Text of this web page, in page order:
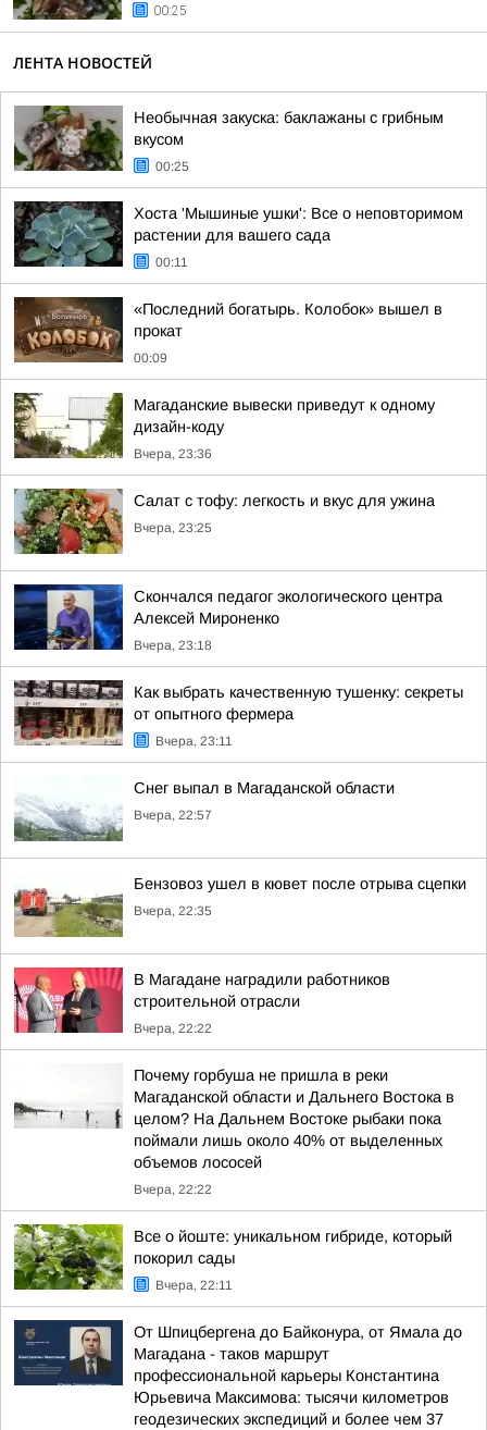
00:25
ЛЕНТА НОВОСТЕЙ
Необычная закуска: баклажаны с грибным
вкусом
00:25
Хоста 'Мышиные ушки': Все о неповторимом
растении для вашего сада
00:11
«Последний богатырь. Колобок» вышел в
прокат
00:09
Магаданские вывески приведут к одному
дизайн-коду
Вчера, 23:36
Салат с тофу: легкость и вкус для ужина
Вчера, 23:25
Скончался педагог экологического центра
Алексей Мироненко
Вчера, 23:18
Как выбрать качественную тушенку: секреты
от опытного фермера
Вчера, 23:11
Снег выпал в Магаданской области
Вчера, 22:57
Бензовоз ушел в кювет после отрыва сцепки
Вчера, 22:35
В Магадане наградили работников
строительной отрасли
Вчера, 22:22
Почему горбуша не пришла в реки
Магаданской области и Дальнего Востока в
целом? На Дальнем Востоке рыбаки пока
поймали лишь около 40% от выделенных
объемов лососей
Вчера, 22:22
Все о йоште: уникальном гибриде, который
покорил сады
Вчера, 22:11
От Шпицбергена до Байконура, от Ямала до
Магадана - таков маршрут
профессиональной карьеры Константина
Юрьевича Максимова: тысячи километров
геодезических экспедиций и более чем 37